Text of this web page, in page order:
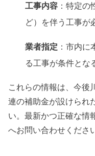
工事内容 ：特定
ど）を伴う工事が
業者指定 ：市内
る工事が条件とな
これらの情報は、今後
連の補助金が設けられ
い。最新かつ正確な情
へお問い合わせくださ